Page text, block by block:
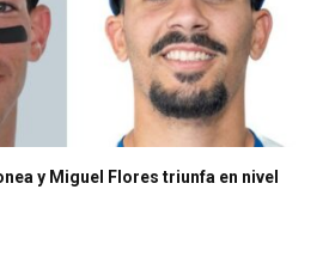
y Miguel Flores triunfa en nivel